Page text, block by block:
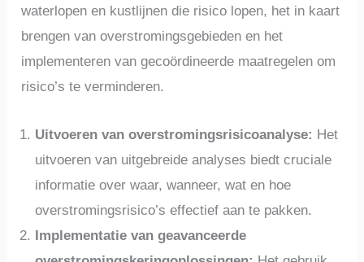
waterlopen en kustlijnen die risico lopen, het in kaart
brengen van overstromingsgebieden en het
implementeren van gecoördineerde maatregelen om
risico’s te verminderen.
Uitvoeren van overstromingsrisicoanalyse: Het
uitvoeren van uitgebreide analyses biedt cruciale
informatie over waar, wanneer, wat en hoe
overstromingsrisico’s effectief aan te pakken.
Implementatie van geavanceerde